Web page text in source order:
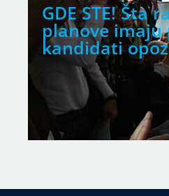
GDE STE! Šta
planove imaju
kandidati